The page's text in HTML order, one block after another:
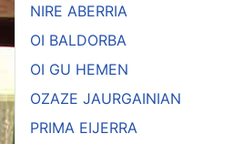
NIRE ABERRIA
OI BALDORBA
OI GU HEMEN
OZAZE JAURGAINIAN
PRIMA EIJERRA